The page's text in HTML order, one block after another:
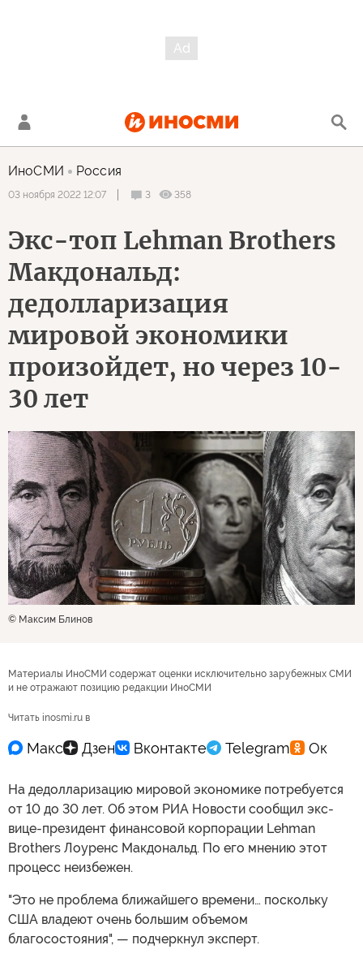
ИноСМИ Россия
03 ноября 2022 12:07 3 358
Экс-топ Lehman Brothers
Макдональд:
дедолларизация
мировой экономики
произойдет, но через 10-
30 лет
© Максим Блинов
Материалы ИноСМИ содержат оценки исключительно зарубежных СМИ
и не отражают позицию редакции ИноСМИ
Читать inosmi.ru в
На дедолларизацию мировой экономике потребуется
от 10 до 30 лет. Об этом РИА Новости сообщил экс-
вице-президент финансовой корпорации Lehman
Brothers Лоуренс Макдональд. По его мнению этот
процесс неизбежен.
"Это не проблема ближайшего времени… поскольку
США владеют очень большим объемом
благосостояния", — подчеркнул эксперт.